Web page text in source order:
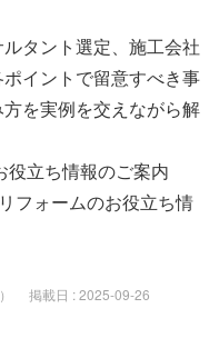
タント選定、施⼯会社
イントで留意すべき事
を実例を交えながら解
役⽴ち情報のご案内
フォームのお役⽴ち情
掲載日 :2025-09-26